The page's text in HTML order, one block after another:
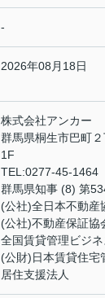
-
2026年08月18日
株式会社アンカー
群馬県桐生市巴町
1F
TEL:0277-45-1464
群馬県知事 (8) 第
(公社)全日本不動産
(公社)不動産保証協
全国賃貸管理ビジ
(公財)日本賃貸住宅
居住支援法人